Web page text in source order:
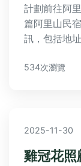
計劃前往阿
篇阿里山民
訊，包括地
534次瀏覽
2025-11-30
雞冠花照